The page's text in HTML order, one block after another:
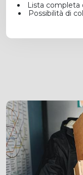
Lista completa
Possibilità di